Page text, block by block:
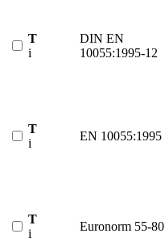
T
i
DIN EN
10055:1995-12
T
i
EN 10055:1995
T
i
Euronorm 55-80